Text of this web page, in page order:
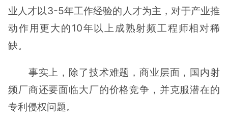
业人才以3-5年工作经验的人才为主，对于产业推
动作用更大的10年以上成熟射频工程师相对稀
缺。
事实上，除了技术难题，商业层面，国内射
频厂商还要面临大厂的价格竞争，并克服潜在的
专利侵权问题。